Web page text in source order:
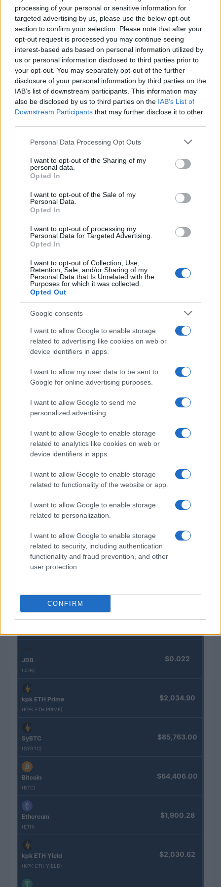
processing of your personal or sensitive information for
targeted advertising by us, please use the below opt-out
section to confirm your selection. Please note that after your
opt-out request is processed you may continue seeing
interest-based ads based on personal information utilized by
us or personal information disclosed to third parties prior to
your opt-out. You may separately opt-out of the further
disclosure of your personal information by third parties on the
IAB’s list of downstream participants. This information may
also be disclosed by us to third parties on the IAB’s List of
Downstream Participants that may further disclose it to other
Please note that this website/app uses one or more Google
not limited to your visit or usage behaviour. You may click to
grant or deny consent to Google and its third-party tags to
use your data for below specified purposes in below Google
consent section.
Personal Data Processing Opt Outs
I want to opt-out of the Sharing of my
personal data.
Opted In
I want to opt-out of the Sale of my
Personal Data.
Opted In
I want to opt-out of processing my
Personal Data for Targeted Advertising.
Opted In
I want to opt-out of Collection, Use,
Retention, Sale, and/or Sharing of my
Personal Data that Is Unrelated with the
Purposes for which it was collected.
Opted Out
Google consents
I want to allow Google to enable storage
related to advertising like cookies on web or
device identifiers in apps.
I want to allow my user data to be sent to
Google for online advertising purposes.
I want to allow Google to send me
personalized advertising.
I want to allow Google to enable storage
related to analytics like cookies on web or
device identifiers in apps.
I want to allow Google to enable storage
related to functionality of the website or app.
I want to allow Google to enable storage
related to personalization.
I want to allow Google to enable storage
related to security, including authentication
functionality and fraud prevention, and other
user protection.
CONFIRM
Gávea Investimentos fecha multimercados e transfere R$ 2
bilhões para Bradesco Asset
Rafael Oliveira · 5 ago 2026
O Papel da IA no Day Trade Moderno: Dicas para Traders da
Família Euro
FINANÇA
em 2026
Bruno Costa · 5 ago 2026
Nome
Eureka Bridged PAX Gold (Terra $4,205.78
JDB
(JDB)
$0.022
kpk ETH Prime
(KPK ETH PRIME)
$2,034.90
SyBTC
(SYBTC)
$85,763.00
Bitcoin
(BTC)
$64,406.00
Ethereum
(ETH)
$1,900.28
kpk ETH Yield
(KPK ETH YIELD)
$2,030.62